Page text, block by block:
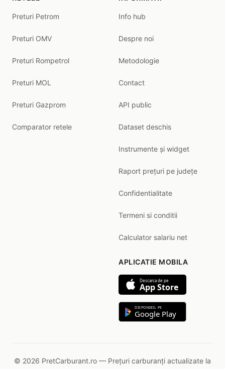
Preturi Petrom
Preturi OMV
Preturi Rompetrol
Preturi MOL
Preturi Gazprom
Comparator retele
Info hub
Despre noi
Metodologie
Contact
API public
Dataset deschis
Instrumente și widget
Raport prețuri pe județe
Confidentialitate
Termeni si conditii
Calculator salariu net
APLICATIE MOBILA
Descarca de pe
App Store
DISPONIBIL PE
Google Play
© 2026 PretCarburant.ro — Prețuri carburanți actualizate la